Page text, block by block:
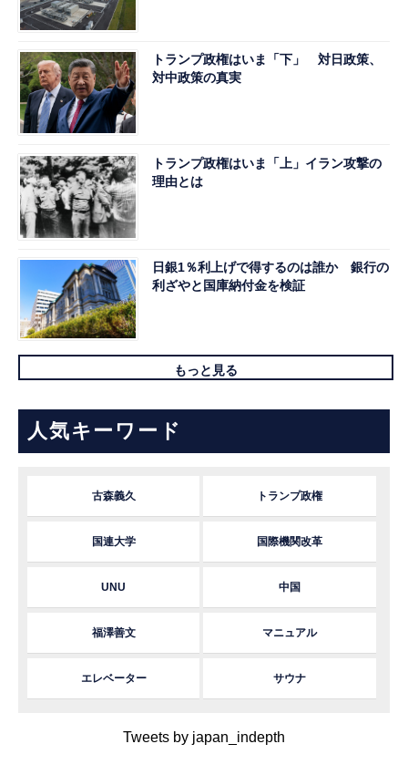
トランプ政権はいま「下」 対日政策、
対中政策の真実
トランプ政権はいま「上」イラン攻撃の
理由とは
日銀1％利上げで得するのは誰か 銀行の
利ざやと国庫納付金を検証
もっと見る
人気キーワード
古森義久 トランプ政権
国連大学 国際機関改革
UNU 中国
福澤善文 マニュアル
エレベーター サウナ
Tweets by japan_indepth